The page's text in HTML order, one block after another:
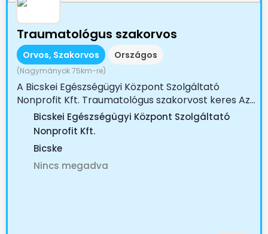
Traumatológus szakorvos
Orvos, Szakorvos Országos
(Nagymányok 75km-re)
A Bicskei Egészségügyi Központ Szolgáltató
Nonprofit Kft. Traumatológus szakorvost keres Az...
Bicskei Egészségügyi Központ Szolgáltató
Nonprofit Kft.
Bicske
Nincs megadva